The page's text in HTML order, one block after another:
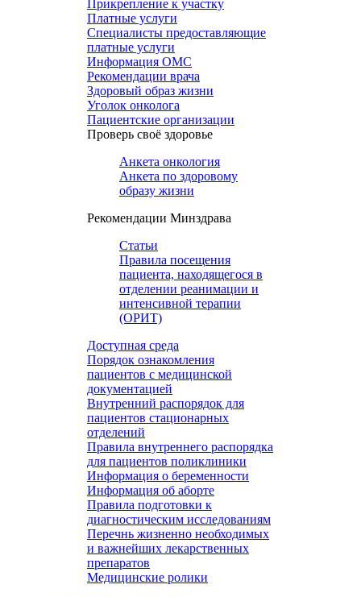
Прикрепление к участку
Платные услуги
Специалисты предоставляющие
платные услуги
Информация ОМС
Рекомендации врача
Здоровый образ жизни
Уголок онколога
Пациентские организации
Проверь своё здоровье
Анкета онкология
Анкета по здоровому
образу жизни
Рекомендации Минздрава
Статьи
Правила посещения
пациента, находящегося в
отделении реанимации и
интенсивной терапии
(ОРИТ)
Доступная среда
Порядок ознакомления
пациентов с медицинской
документацией
Внутренний распорядок для
пациентов стационарных
отделений
Правила внутреннего распорядка
для пациентов поликлиники
Информация о беременности
Информация об аборте
Правила подготовки к
диагностическим исследованиям
Перечнь жизненно необходимых
и важнейших лекарственных
препаратов
Медицинские ролики